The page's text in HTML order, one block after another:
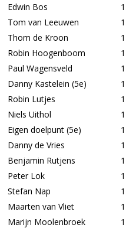
Edwin Bos 1
Tom van Leeuwen 1
Thom de Kroon 1
Robin Hoogenboom 1
Paul Wagensveld 1
Danny Kastelein (5e) 1
Robin Lutjes 1
Niels Uithol 1
Eigen doelpunt (5e) 1
Danny de Vries 1
Benjamin Rutjens 1
Peter Lok 1
Stefan Nap 1
Maarten van Vliet 1
Marijn Moolenbroek 1